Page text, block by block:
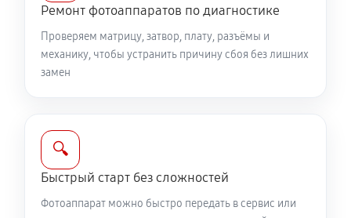
1530 руб 60 минут
Комплексная чистка фотоаппарата Canon EOS R1
Ремонт фотоаппаратов по диагностике
Проверяем матрицу, затвор, плату, разъёмы и
механику, чтобы устранить причину сбоя без лишних
замен
🔍
Быстрый старт без сложностей
Фотоаппарат можно быстро передать в сервис или